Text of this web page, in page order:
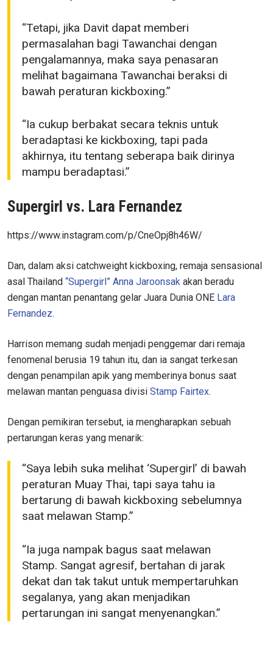
“Tetapi, jika Davit dapat memberi
permasalahan bagi Tawanchai dengan
pengalamannya, maka saya penasaran
melihat bagaimana Tawanchai beraksi di
bawah peraturan kickboxing.”
“Ia cukup berbakat secara teknis untuk
beradaptasi ke kickboxing, tapi pada
akhirnya, itu tentang seberapa baik dirinya
mampu beradaptasi.”
Supergirl vs. Lara Fernandez
https://www.instagram.com/p/CneOpj8h46W/
Dan, dalam aksi catchweight kickboxing, remaja sensasional
asal Thailand “Supergirl” Anna Jaroonsak akan beradu
dengan mantan penantang gelar Juara Dunia ONE Lara
Fernandez.
Harrison memang sudah menjadi penggemar dari remaja
fenomenal berusia 19 tahun itu, dan ia sangat terkesan
dengan penampilan apik yang memberinya bonus saat
melawan mantan penguasa divisi Stamp Fairtex.
Dengan pemikiran tersebut, ia mengharapkan sebuah
pertarungan keras yang menarik:
“Saya lebih suka melihat ‘Supergirl’ di bawah
peraturan Muay Thai, tapi saya tahu ia
bertarung di bawah kickboxing sebelumnya
saat melawan Stamp.”
“Ia juga nampak bagus saat melawan
Stamp. Sangat agresif, bertahan di jarak
dekat dan tak takut untuk mempertaruhkan
segalanya, yang akan menjadikan
pertarungan ini sangat menyenangkan.”
LAWAN
GELARAN
IKUTI PERKEMBANGAN TERBARU
Daftar sekarang untuk mendapat akses ke berita
terbaru, tawaran spesial, dan akses awal untuk kursi
terbaik di gelaran langsung kami.
EMAIL
NAMA
BERLANGGANAN
Dengan mengirimkan formulir ini, anda menyetujui
pengumpulan, penggunaan dan pembukaan informasi
anda berdasarkan